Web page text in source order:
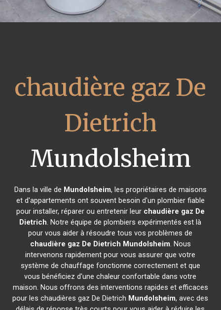
chaudière gaz De
Dietrich
Mundolsheim
Dans la ville de Mundolsheim, les propriétaires de maisons
et d'appartements ont souvent besoin d'un plombier fiable
pour installer, réparer ou entretenir leur chaudière gaz De
Dietrich. Notre équipe de plombiers expérimentés est là
pour vous aider à résoudre tous vos problèmes de
chaudière gaz De Dietrich Mundolsheim. Nous
intervenons rapidement pour vous assurer que votre
système de chauffage fonctionne correctement et que
vous bénéficiez d'une chaleur confortable dans votre
maison. Nous offrons des interventions rapides et efficaces
pour les chaudières gaz De Dietrich Mundolsheim, avec des